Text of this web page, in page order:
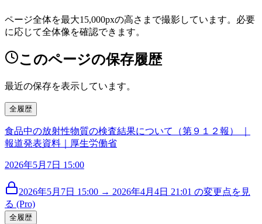
ページ全体を最大15,000pxの高さまで撮影しています。必要
に応じて全体像を確認できます。
このページの保存履歴
最近の保存を表示しています。
全履歴
食品中の放射性物質の検査結果について（第９１２報） ｜
報道発表資料｜厚生労働省
2026年5月7日 15:00
2026年5月7日 15:00 → 2026年4月4日 21:01 の変更点を見
る (Pro)
全履歴